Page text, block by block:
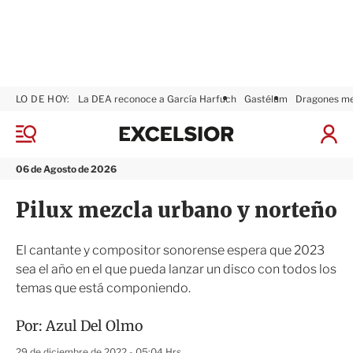
M
n
06 de Agosto de 2026
LO DE HOY: La DEA reconoce a García Harfuch Gastélum Dragones
I
a
s
x
r
Pilux mezcla urbano y norteño
El cantante y compositor sonorense espera que 2023
sea el año en el que pueda lanzar un disco con todos los
temas que está componiendo.
Por:Azul Del Olmo